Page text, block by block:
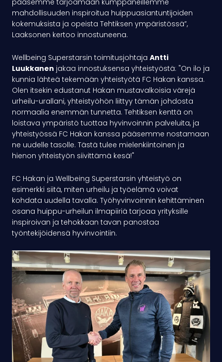
pääsemme tarjoamaan kumppaneillemme
mahdollisuuden inspiroitua huippuasiantuntijoiden
kokemuksista ja opeista Tehtiksen ympäristössä”,
Laaksonen kertoo innostuneena.
Wellbeing Superstarsin toimitusjohtaja Antti
Luukkanen jakaa innostuksensa yhteistyöstä: "On ilo ja
kunnia lähteä tekemään yhteistyötä FC Hakan kanssa.
Olen itsekin edustanut Hakan mustavalkoisia värejä
urheilu-urallani, yhteistyöhön liittyy tämän johdosta
normaalia enemmän tunnetta. Tehtiksen kenttä on
loistava ympäristö tuottaa hyvinvoinnin palveluita, ja
yhteistyössä FC Hakan kanssa pääsemme nostamaan
ne uudelle tasolle. Tästä tulee mielenkiintoinen ja
hienon yhteistyön siivittämä kesä!"
FC Hakan ja Wellbeing Superstarsin yhteistyö on
esimerkki siitä, miten urheilu ja työelämä voivat
kohdata uudella tavalla. Työhyvinvoinnin kehittäminen
osana huippu-urheilun ilmapiiriä tarjoaa yrityksille
inspiroivan ja tehokkaan tavan panostaa
työntekijöidensä hyvinvointiin.